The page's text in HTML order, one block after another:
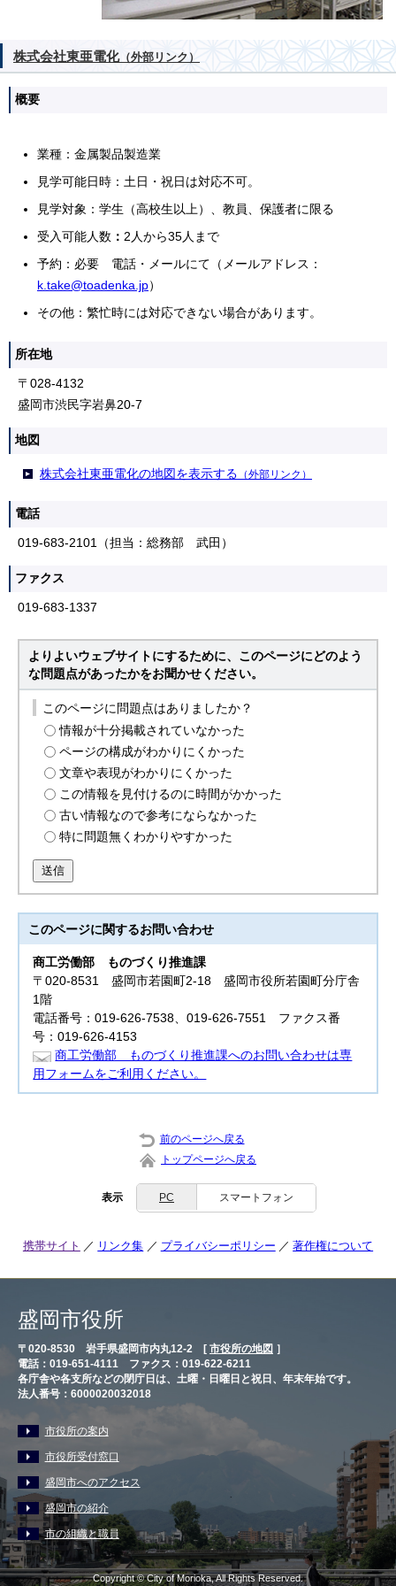
株式会社東亜電化（外部リンク）
概要
業種：金属製品製造業
見学可能日時：土日・祝日は対応不可。
見学対象：学生（高校生以上）、教員、保護者に限る
受入可能人数 ： 2人から35人まで
予約：必要 電話・メールにて（メールアドレス：
k.take@toadenka.jp）
その他：繁忙時には対応できない場合があります。
所在地
〒028-4132
盛岡市渋民字岩鼻20-7
地図
株式会社東亜電化の地図を表示する （外部リンク）
電話
019-683-2101（担当：総務部 武田）
ファクス
019-683-1337
よりよいウェブサイトにするために、このページにどのよう
な問題点があったかをお聞かせください。
このページに問題点はありましたか？
情報が十分掲載されていなかった
ページの構成がわかりにくかった
文章や表現がわかりにくかった
この情報を見付けるのに時間がかかった
古い情報なので参考にならなかった
特に問題無くわかりやすかった
送信
このページに関するお問い合わせ
商工労働部
ものづくり推進課
〒020-8531 盛岡市若園町2-18 盛岡市役所若園町分庁舎
1階
電話番号：019-626-7538、019-626-7551 ファクス番
号：019-626-4153
商工労働部 ものづくり推進課へのお問い合わせは専
用フォームをご利用ください。
前のページへ戻る
トップページへ戻る
表示 PC スマートフォン
携帯サイト リンク集 プライバシーポリシー 著作権について
盛岡市役所
〒020-8530 岩手県盛岡市内丸12-2 [ 市役所の地図 ］
電話：019-651-4111 ファクス：019-622-6211
各庁舎や各支所などの閉庁日は、土曜・日曜日と祝日、年末年始です。
法人番号：6000020032018
市役所の案内
市役所受付窓口
盛岡市へのアクセス
盛岡市の紹介
市の組織と職員
Copyright © City of Morioka, All Rights Reserved.